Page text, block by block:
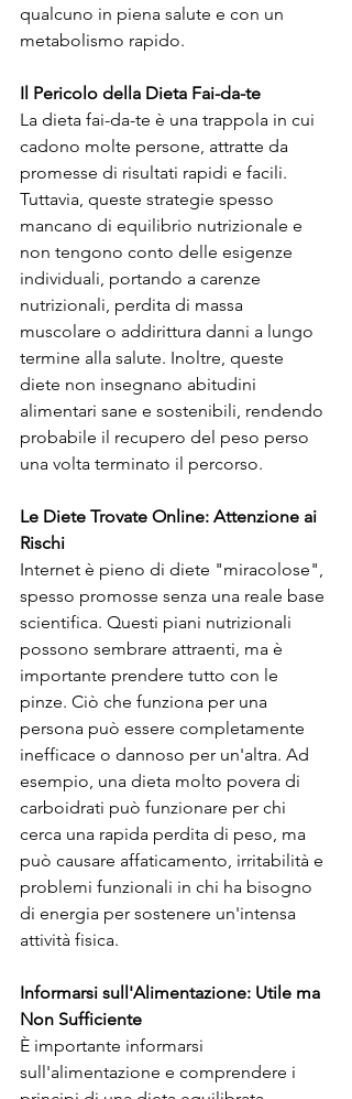
qualcuno in piena salute e con un
metabolismo rapido.
Il Pericolo della Dieta Fai-da-te
La dieta fai-da-te è una trappola in cui
cadono molte persone, attratte da
promesse di risultati rapidi e facili.
Tuttavia, queste strategie spesso
mancano di equilibrio nutrizionale e
non tengono conto delle esigenze
individuali, portando a carenze
nutrizionali, perdita di massa
muscolare o addirittura danni a lungo
termine alla salute. Inoltre, queste
diete non insegnano abitudini
alimentari sane e sostenibili, rendendo
probabile il recupero del peso perso
una volta terminato il percorso.
Le Diete Trovate Online: Attenzione ai
Rischi
Internet è pieno di diete "miracolose",
spesso promosse senza una reale base
scientifica. Questi piani nutrizionali
possono sembrare attraenti, ma è
importante prendere tutto con le
pinze. Ciò che funziona per una
persona può essere completamente
inefficace o dannoso per un'altra. Ad
esempio, una dieta molto povera di
carboidrati può funzionare per chi
cerca una rapida perdita di peso, ma
può causare affaticamento, irritabilità e
problemi funzionali in chi ha bisogno
di energia per sostenere un'intensa
attività fisica.
Informarsi sull'Alimentazione: Utile ma
Non Sufficiente
È importante informarsi
sull'alimentazione e comprendere i